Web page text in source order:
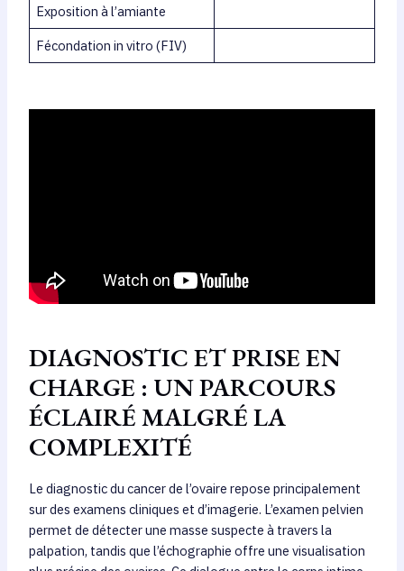
Exposition à l’amiante
Fécondation in vitro (FIV)
DIAGNOSTIC ET PRISE EN
CHARGE : UN PARCOURS
ÉCLAIRÉ MALGRÉ LA
COMPLEXITÉ
Le diagnostic du cancer de l’ovaire repose principalement
sur des examens cliniques et d’imagerie. L’examen pelvien
permet de détecter une masse suspecte à travers la
palpation, tandis que l’échographie offre une visualisation